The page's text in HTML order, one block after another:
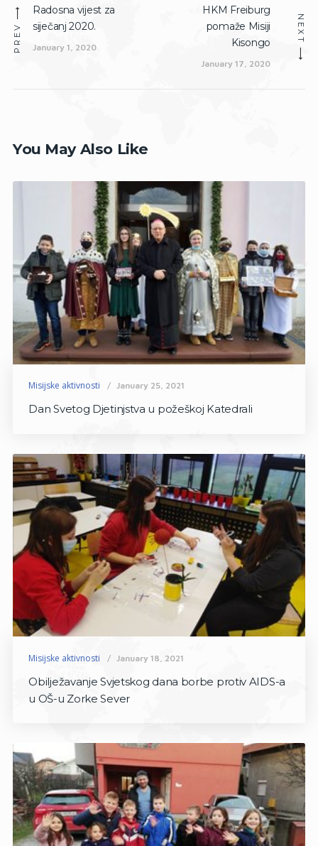
navigation
PREV
Previous
post:
Radosna vijest za
siječanj 2020.
January 1, 2020
NEXT
HKM Freiburg
pomaže Misiji
Kisongo
January 17, 2020
You May Also Like
Misijske aktivnosti January 25, 2021
Dan Svetog Djetinjstva u požeškoj Katedrali
Misijske aktivnosti January 18, 2021
Obilježavanje Svjetskog dana borbe protiv AIDS-a
u OŠ-u Zorke Sever